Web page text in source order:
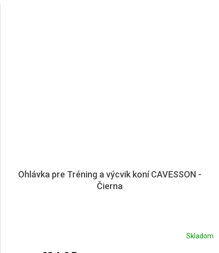
Ohlávka pre Tréning a výcvik koní CAVESSON -
Čierna
Skladom